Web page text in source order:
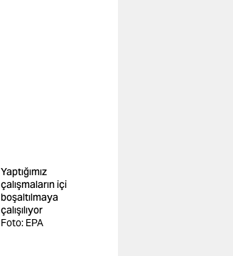
Yaptığımız
çalışmaların içi
boşaltılmaya
çalışılıyor
Foto: EPA